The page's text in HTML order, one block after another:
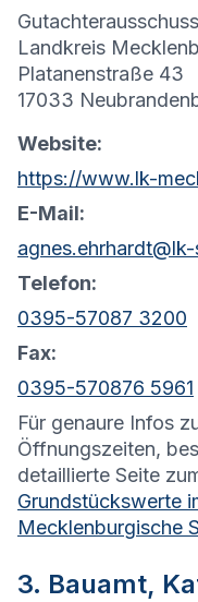
Landkreis
Platanenstraße 43
17033
Website:
E-Mail:
Telefon:
0395-57087 3200
Fax:
0395-570876 5961
Für genaure Infos
Öffnungszeiten,
detaillierte Seite
Grundstückswerte
Mecklenburgische
3. Bauamt,